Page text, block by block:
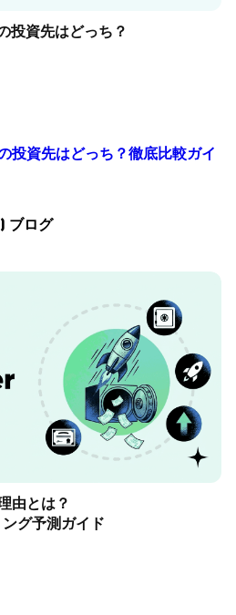
投資先はどっち？
投資先はどっち？徹底比較ガイ
ブログ
由とは？
グ予測ガイド